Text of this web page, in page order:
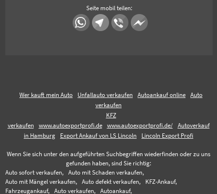
Seite mobil teilen:
Wer kauft mein Auto Unfallauto verkaufen Autoankauf online
Auto
verkaufen
KFZ
verkaufen
www.autoexportprofi.de www.autoexportprofi.de/
Autoverkauf
in Hamburg
Export Ankauf von LS Lincoln Lincoln Export Profi
Wenn Sie sich unter den aufgeführten Suchbegriffen wiederfinden oder zu uns
gefunden haben, sind Sie richtig:
Auto sofort verkaufen,
Auto mit Schaden verkaufen,
Auto mit Mängel verkaufen,
Auto defekt verkaufen,
KFZ-Ankauf,
Fahrzeugankauf,
Auto verkaufen, Autoankauf,